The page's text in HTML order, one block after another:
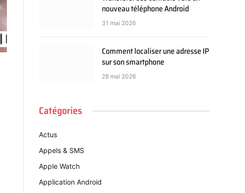
nouveau téléphone Android
31 mai 2026
Comment localiser une adresse IP
sur son smartphone
28 mai 2026
Catégories
Actus
Appels & SMS
Apple Watch
Application Android